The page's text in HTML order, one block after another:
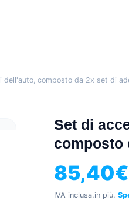
dell'auto, composto da 2x set di
Set di
composto
85,40€
IVA inclusa. in più.